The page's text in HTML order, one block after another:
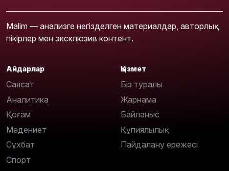
Malim — анализге негізделген материалдар, авторлық
пікірлер мен эксклюзив контент.
Айдарлар
Саясат
Аналитика
Қоғам
Мәдениет
Сұхбат
Спорт
Қызмет
Біз туралы
Жарнама
Байланыс
Құпиялылық
Пайдалану ережесі